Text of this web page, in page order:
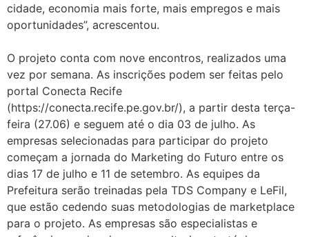
cidade, economia mais forte, mais empregos e mais
oportunidades”, acrescentou.
O projeto conta com nove encontros, realizados uma
vez por semana. As inscrições podem ser feitas pelo
portal Conecta Recife
(https://conecta.recife.pe.gov.br/), a partir desta terça-
feira (27.06) e seguem até o dia 03 de julho. As
empresas selecionadas para participar do projeto
começam a jornada do Marketing do Futuro entre os
dias 17 de julho e 11 de setembro. As equipes da
Prefeitura serão treinadas pela TDS Company e LeFil,
que estão cedendo suas metodologias de marketplace
para o projeto. As empresas são especialistas e